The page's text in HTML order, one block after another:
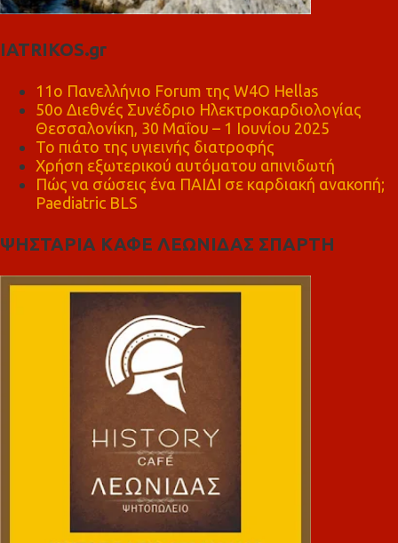
IATRIKOS.gr
11ο Πανελλήνιο Forum της W4O Hellas
50ο Διεθνές Συνέδριο Ηλεκτροκαρδιολογίας
Θεσσαλονίκη, 30 Μαΐου – 1 Ιουνίου 2025
Το πιάτο της υγιεινής διατροφής
Χρήση εξωτερικού αυτόματου απινιδωτή
Πώς να σώσεις ένα ΠΑΙΔΙ σε καρδιακή ανακοπή;
Paediatric BLS
ΨΗΣΤΑΡΙΑ ΚΑΦΕ ΛΕΩΝΙΔΑΣ ΣΠΑΡΤΗ